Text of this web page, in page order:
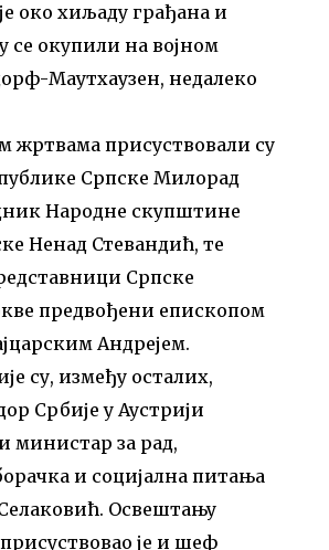
око хиљаду грађана и
се окупили на војном
Маутхаузен, недалеко
жртвама присуствовали су
Српске Милорад
Народне скупштине
Ненад Стевандић, те
Српске
предвођени епископом
Андрејем.
су, између осталих,
Србије у Аустрији
министар за рад,
и социјална питања
Освештању
је и шеф